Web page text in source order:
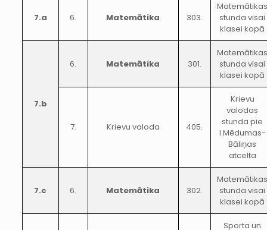
7.a 6. Matemātika 303.
stunda visai
klasei kopā
7.b
6. Matemātika 301.
stunda visai
klasei kopā
7. Krievu valoda 405.
Krievu
valodas
stunda pie
I.Mēdumas-
Bāliņas
atcelta
7.c 6. Matemātika 302.
stunda visai
klasei kopā
Sporta un